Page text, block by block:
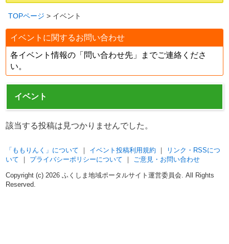
TOPページ > イベント
イベントに関するお問い合わせ
各イベント情報の「問い合わせ先」までご連絡くださ
い。
イベント
該当する投稿は見つかりませんでした。
「ももりんく」について イベント投稿利用規約
リンク・RSSにつ
いて
プライバシーポリシーについて ご意見・お問い合わせ
Copyright (c) 2026 ふくしま地域ポータルサイト運営委員会. All Rights
Reserved.